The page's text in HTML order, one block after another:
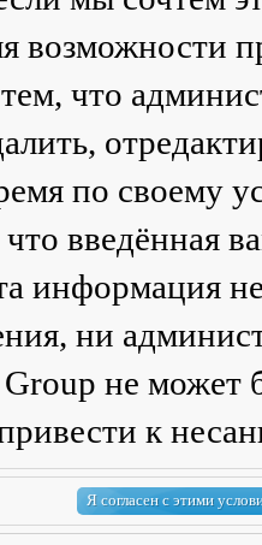
возможности
тем, что
по своему
введённая
информация
ни
не может
к